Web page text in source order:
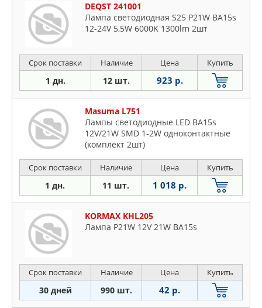
DEQST 241001
Лампа светодиодная S25 P21W BA15s
12-24V 5,5W 6000K 1300lm 2шт
Срок поставки Наличие Цена Купить
1 дн. 12 шт. 923 р.
Masuma L751
Лампы светодиодные LED BA15s
12V/21W SMD 1-2W одноконтактные
(комплект 2шт)
Срок поставки Наличие Цена Купить
1 дн. 11 шт. 1 018 р.
KORMAX KHL205
Лампа P21W 12V 21W BA15s
Срок поставки Наличие Цена Купить
30 дней 990 шт. 42 р.